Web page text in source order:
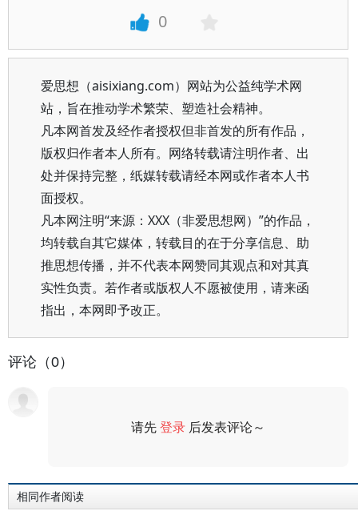
0
爱思想（aisixiang.com）网站为公益纯学术网
站，旨在推动学术繁荣、塑造社会精神。
凡本网首发及经作者授权但非首发的所有作品，
版权归作者本人所有。网络转载请注明作者、出
处并保持完整，纸媒转载请经本网或作者本人书
面授权。
凡本网注明“来源：XXX（非爱思想网）”的作品，
均转载自其它媒体，转载目的在于分享信息、助
推思想传播，并不代表本网赞同其观点和对其真
实性负责。若作者或版权人不愿被使用，请来函
指出，本网即予改正。
评论（0）
请先登录 后发表评论～
相同作者阅读